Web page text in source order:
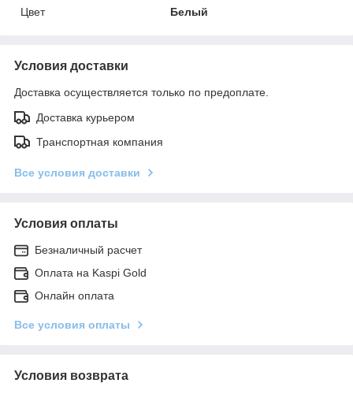
Цвет
Белый
Условия доставки
Доставка осуществляется только по предоплате.
Доставка курьером
Транспортная компания
Все условия доставки
Условия оплаты
Безналичный расчет
Оплата на Kaspi Gold
Онлайн оплата
Все условия оплаты
Условия возврата